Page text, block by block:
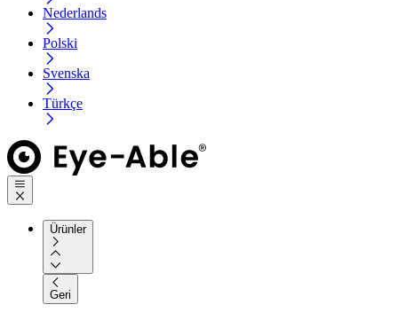
Nederlands
Polski
Svenska
Türkçe
Ürünler
Geri